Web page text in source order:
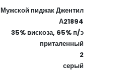
Мужской пиджак Джентил
А21894
35% вискоза, 65% п/э
приталенный
2
серый